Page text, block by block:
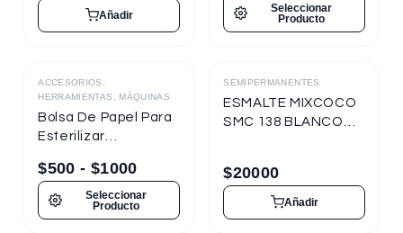
Añadir
Seleccionar
Producto
ACCESORIOS,
HERRAMIENTAS, MÁQUINAS
Bolsa De Papel Para
Esterilizar
$500 - $1000
Seleccionar
Producto
Destacado
SEMIPERMANENTES
ESMALTE MIXCOCO
SMC 138 BLANCO
$20000
Añadir